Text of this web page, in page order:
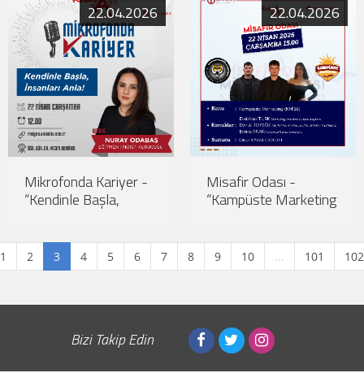
22.04.2026
Mikrofonda Kariyer -
“Kendinle Başla,
22.04.2026
Misafir Odası -
“Kampüste Marketing
1 2 3 4 5 6 7 8 9 10 ... 101 102
Bizi Takip Edin